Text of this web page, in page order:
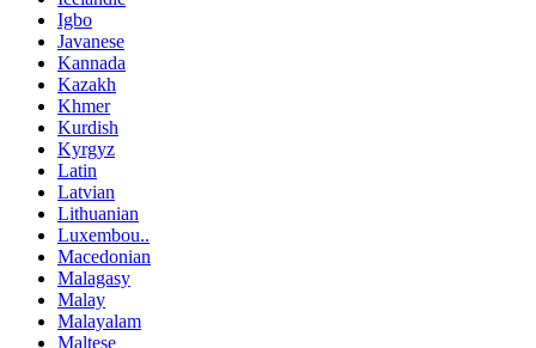
Igbo
Javanese
Kannada
Kazakh
Khmer
Kurdish
Kyrgyz
Latin
Latvian
Lithuanian
Luxembou..
Macedonian
Malagasy
Malay
Malayalam
Maltese